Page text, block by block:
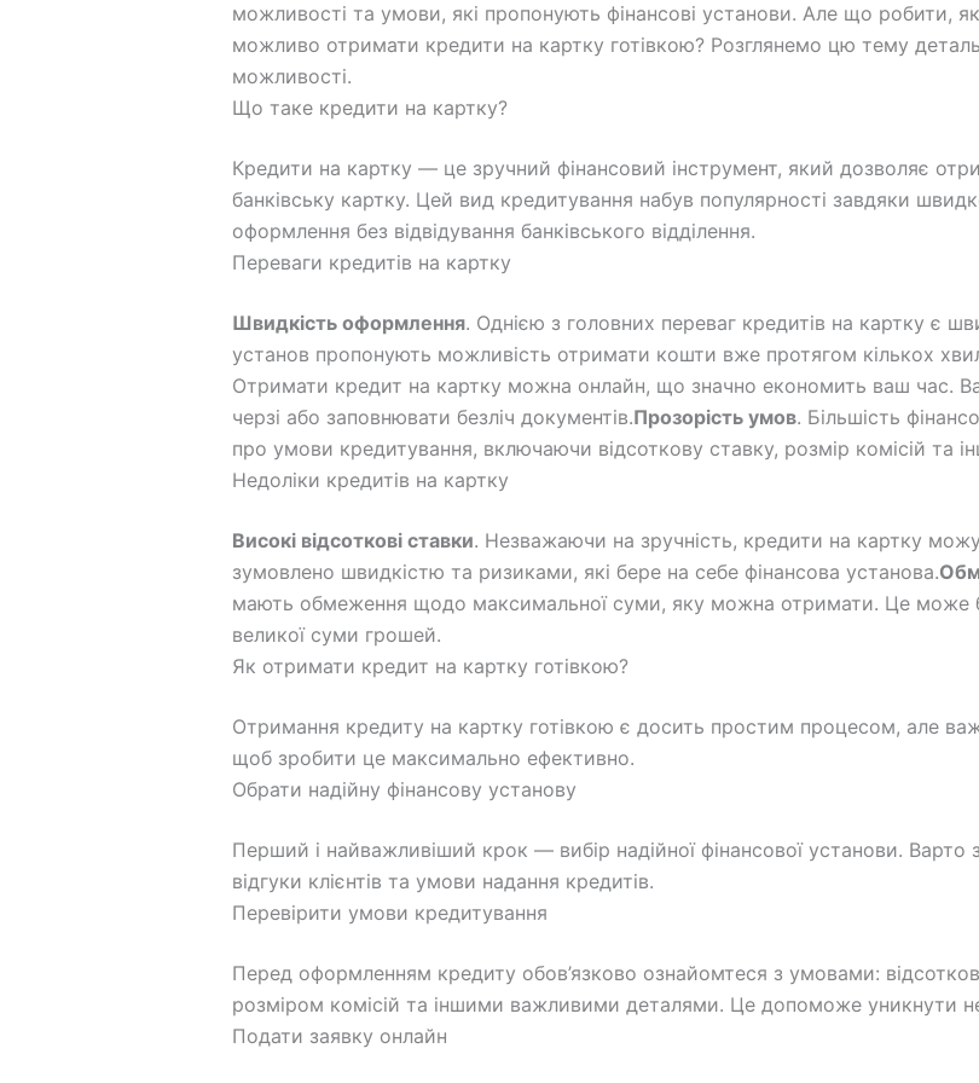
можливості та умови, які пропонують фінансові установи. Але що робити,
можливо отримати кредити на картку готівкою? Розглянемо цю тему
можливості.
Що таке кредити на картку?
Кредити на картку — це зручний фінансовий інструмент, який дозволяє
банківську картку. Цей вид кредитування набув популярності завдяки
оформлення без відвідування банківського відділення.
Переваги кредитів на картку
Швидкість оформлення. Однією з головних переваг кредитів на картку є
установ пропонують можливість отримати кошти вже протягом кількох
Отримати кредит на картку можна онлайн, що значно економить ваш час.
черзі або заповнювати безліч документів.Прозорість умов. Більшість
про умови кредитування, включаючи відсоткову ставку, розмір комісій та
Недоліки кредитів на картку
Високі відсоткові ставки. Незважаючи на зручність, кредити на картку
зумовлено швидкістю та ризиками, які бере на себе фінансова установа.
мають обмеження щодо максимальної суми, яку можна отримати. Це може
великої суми грошей.
Як отримати кредит на картку готівкою?
Отримання кредиту на картку готівкою є досить простим процесом, але
щоб зробити це максимально ефективно.
Обрати надійну фінансову установу
Перший і найважливіший крок — вибір надійної фінансової установи. Варто
відгуки клієнтів та умови надання кредитів.
Перевірити умови кредитування
Перед оформленням кредиту обов’язково ознайомтеся з умовами:
розміром комісій та іншими важливими деталями. Це допоможе уникнути
Подати заявку онлайн